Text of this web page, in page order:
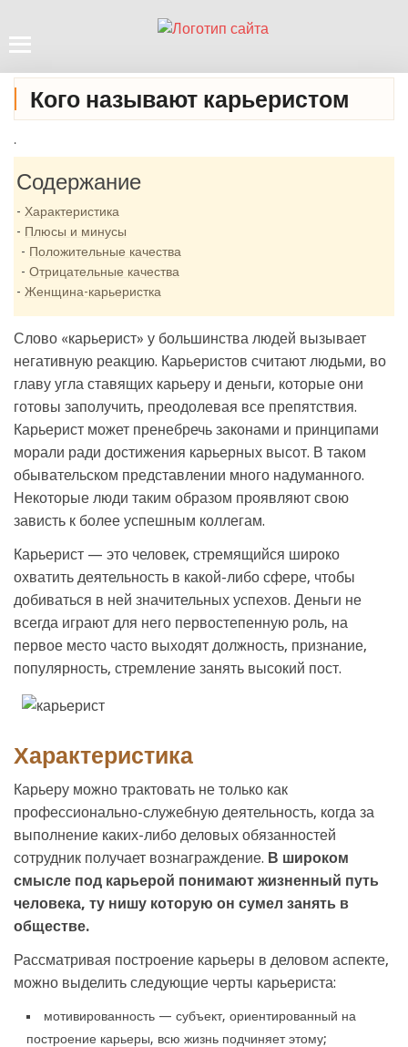
Кого называют карьеристом
.
Содержание
Характеристика
Плюсы и минусы
Положительные качества
Отрицательные качества
Женщина-карьеристка
Слово «карьерист» у большинства людей вызывает
негативную реакцию. Карьеристов считают людьми, во
главу угла ставящих карьеру и деньги, которые они
готовы заполучить, преодолевая все препятствия.
Карьерист может пренебречь законами и принципами
морали ради достижения карьерных высот. В таком
обывательском представлении много надуманного.
Некоторые люди таким образом проявляют свою
зависть к более успешным коллегам.
Карьерист — это человек, стремящийся широко
охватить деятельность в какой-либо сфере, чтобы
добиваться в ней значительных успехов. Деньги не
всегда играют для него первостепенную роль, на
первое место часто выходят должность, признание,
популярность, стремление занять высокий пост.
Характеристика
Карьеру можно трактовать не только как
профессионально-служебную деятельность, когда за
выполнение каких-либо деловых обязанностей
сотрудник получает вознаграждение. В широком
смысле под карьерой понимают жизненный путь
человека, ту нишу которую он сумел занять в
обществе.
Рассматривая построение карьеры в деловом аспекте,
можно выделить следующие черты карьериста:
мотивированность — субъект, ориентированный на
построение карьеры, всю жизнь подчиняет этому;